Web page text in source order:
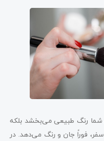
شما رنگ طبیعی می‌بخشد بلکه
فوراً جان و رنگ می‌دهد. در